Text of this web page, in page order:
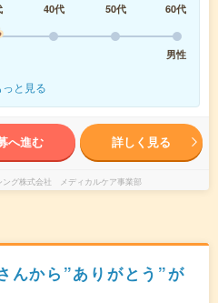
40代 50代
60代
男性
っと見る
へ進む 詳しく見る
ング株式会社 メディカルケア事業部
んから”ありがとう”が